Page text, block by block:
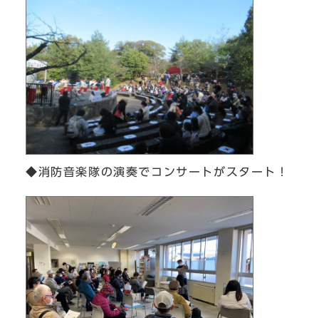
◆消防音楽隊の演奏でコンサートがスタート！